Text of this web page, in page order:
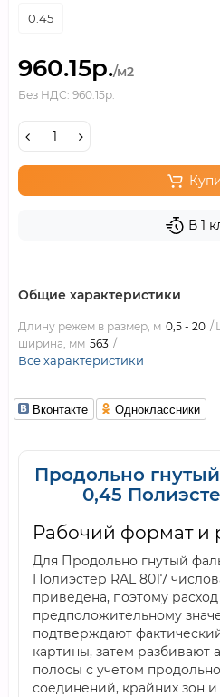
0.45
960.15р./м2
Без НДС: 960.15р.
В 1
Общие характеристики
Длину режем в размер, м 0,5 - 20
ширина, мм 563
Все характеристики
Вконтакте Одноклассники
Продольно
0,45
Рабочий формат и
Для Продольно гнутый
Полиэстер RAL 8017
приведена, поэтому
предположительному
подтверждают
картины, затем разбивают
полосы с учетом
соединений, крайних зон